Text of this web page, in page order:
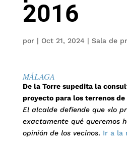
2016
por | Oct 21, 2024 | Sala de
MÁLAGA
De la Torre supedita la
proyecto para los terrenos de
El alcalde defiende que «lo
exactamente qué queremos
opinión de los vecinos. Ir a la